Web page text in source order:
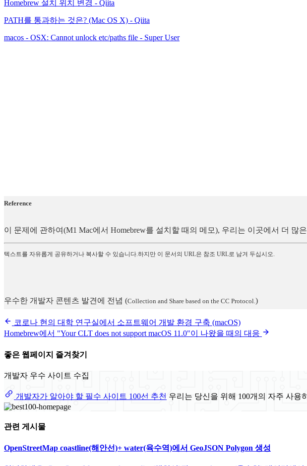
Homebrew 설치 위치 변경 - Qiita
PATH를 통과하는 것은? (Mac OS X) - Qiita
macos - OSX: Cannot unlock etc/paths file - Super User
Reference
이 문제에 관하여(M1 Mac에서 Homebrew를 설치할 때의 메모), 우리는 이곳에서 더 많
텍스트를 자유롭게 공유하거나 복사할 수 있습니다.하지만 이 문서의 URL은 참조 URL로 남겨 두십시오.
우수한 개발자 콘텐츠 발견에 전념 (Collection and Share based on the CC Protocol.)
코로나 현의 대학 연구실에서 소프트웨어 개발 환경 구축 (macOS)
Homebrew에서 "Your CLT does not support macOS 11.0"이 나왔을 때의 대응
좋은 웹페이지 즐겨찾기
개발자 우수 사이트 수집
개발자가 알아야 할 필수 사이트 100선 추천 우리는 당신을 위해 100개의 자주 사
관련 게시물
OpenStreetMap coastline(해안선)+ water(육수역)에서 GeoJSON Polygon 생성